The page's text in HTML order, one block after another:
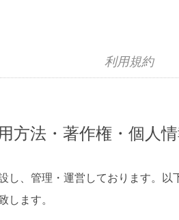
利用規約
方法・著作権・個人
、管理・運営しております。以
します。